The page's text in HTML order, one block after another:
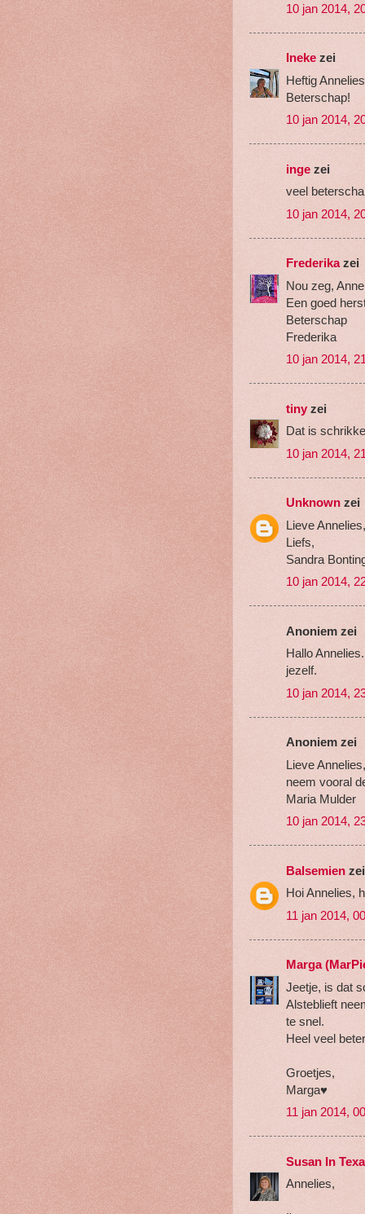
10 jan 2014,
Ineke zei
Heftig
Beterschap!
10 jan 2014,
inge zei
veel
10 jan 2014,
Frederikazei
Nou zeg,
Een goed
Beterschap
Frederika
10 jan 2014,
tinyzei
Dat is
10 jan 2014,
Unknown zei
Lieve
Liefs,
Sandra
10 jan 2014,
Anoniem zei
Hallo
jezelf.
10 jan 2014,
Anoniem zei
Lieve
neem vooral
Maria Mulder
10 jan 2014,
Balsemien zei
Hoi Annelies,
11 jan 2014,
Marga
Jeetje, is dat
Alsteblieft
te snel.
Heel veel
Groetjes,
Marga♥
11 jan 2014,
Susan In
Annelies,